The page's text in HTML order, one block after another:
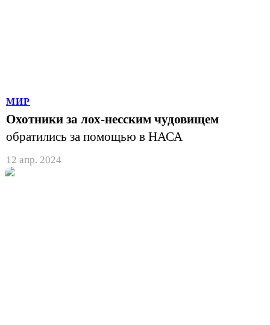
МИР
Охотники за лох-несским чудовищем
обратились за помощью в НАСА
12 апр. 2024